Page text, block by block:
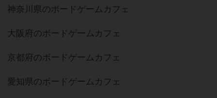
神奈川県のボードゲームカフェ
大阪府のボードゲームカフェ
京都府のボードゲームカフェ
愛知県のボードゲームカフェ